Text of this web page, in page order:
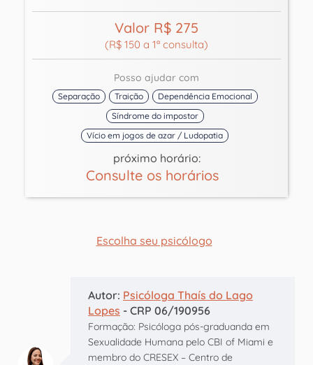
Valor R$ 275
(R$ 150 a 1ª consulta)
Posso ajudar com
Separação Traição
Dependência Emocional
Síndrome do impostor
Vício em jogos de azar / Ludopatia
próximo horário:
Consulte os horários
Escolha seu psicólogo
Autor: Psicóloga Thaís do Lago
Lopes - CRP 06/190956
Formação: Psicóloga pós-graduanda em
Sexualidade Humana pelo CBI of Miami e
membro do CRESEX – Centro de